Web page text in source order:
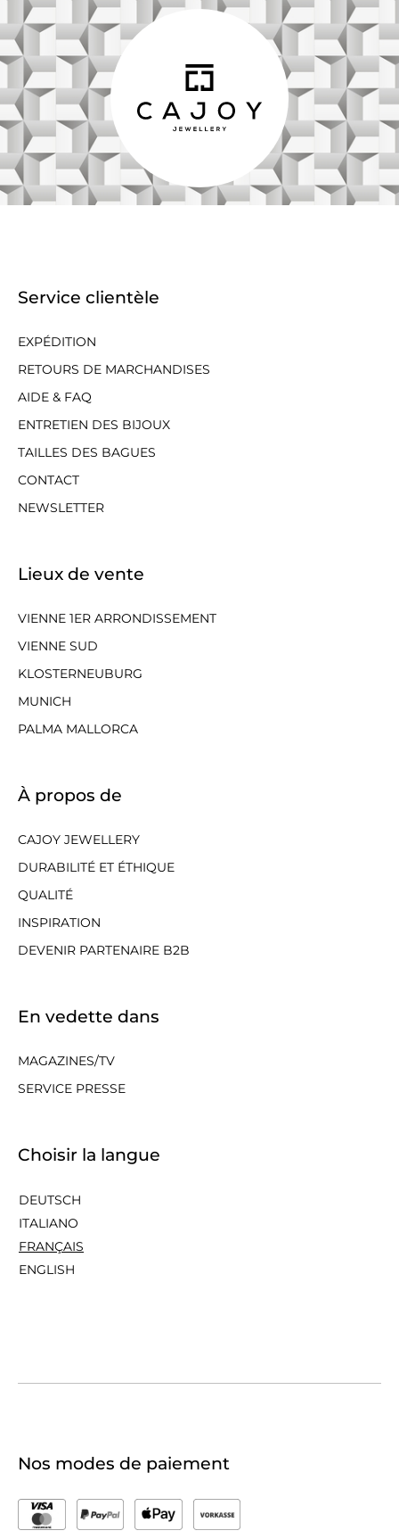
Service clientèle
EXPÉDITION
RETOURS DE MARCHANDISES
AIDE & FAQ
ENTRETIEN DES BIJOUX
TAILLES DES BAGUES
CONTACT
NEWSLETTER
Lieux de vente
VIENNE 1ER ARRONDISSEMENT
VIENNE SUD
KLOSTERNEUBURG
MUNICH
PALMA MALLORCA
À propos de
CAJOY JEWELLERY
DURABILITÉ ET ÉTHIQUE
QUALITÉ
INSPIRATION
DEVENIR PARTENAIRE B2B
En vedette dans
MAGAZINES/TV
SERVICE PRESSE
Choisir la langue
DEUTSCH
ITALIANO
FRANÇAIS
ENGLISH
Nos modes de paiement